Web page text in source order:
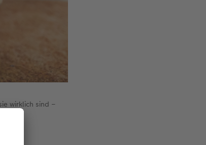
wirklich sind –